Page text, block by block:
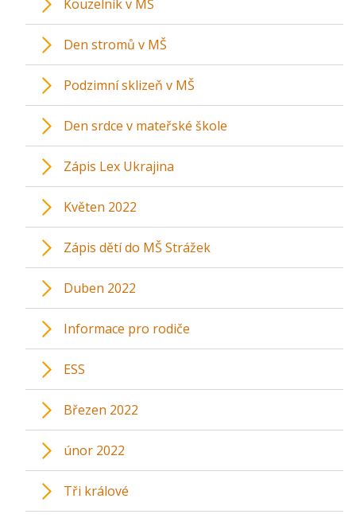
Kouzelník v MŠ
Den stromů v MŠ
Podzimní sklizeň v MŠ
Den srdce v mateřské škole
Zápis Lex Ukrajina
Květen 2022
Zápis dětí do MŠ Strážek
Duben 2022
Informace pro rodiče
ESS
Březen 2022
únor 2022
Tři králové